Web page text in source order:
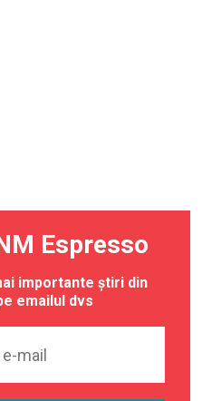
Espresso
importante știri din
emailul dvs